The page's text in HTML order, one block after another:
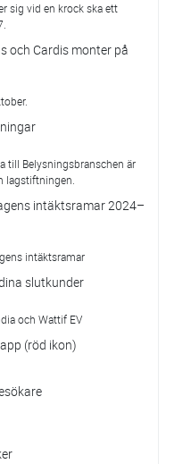
sig vid en krock ska ett
och Cardis monter på
till Belysningsbranschen är
lagstiftningen.
intäktsramar 2024–
intäktsramar
slutkunder
och Wattif EV
(röd ikon)